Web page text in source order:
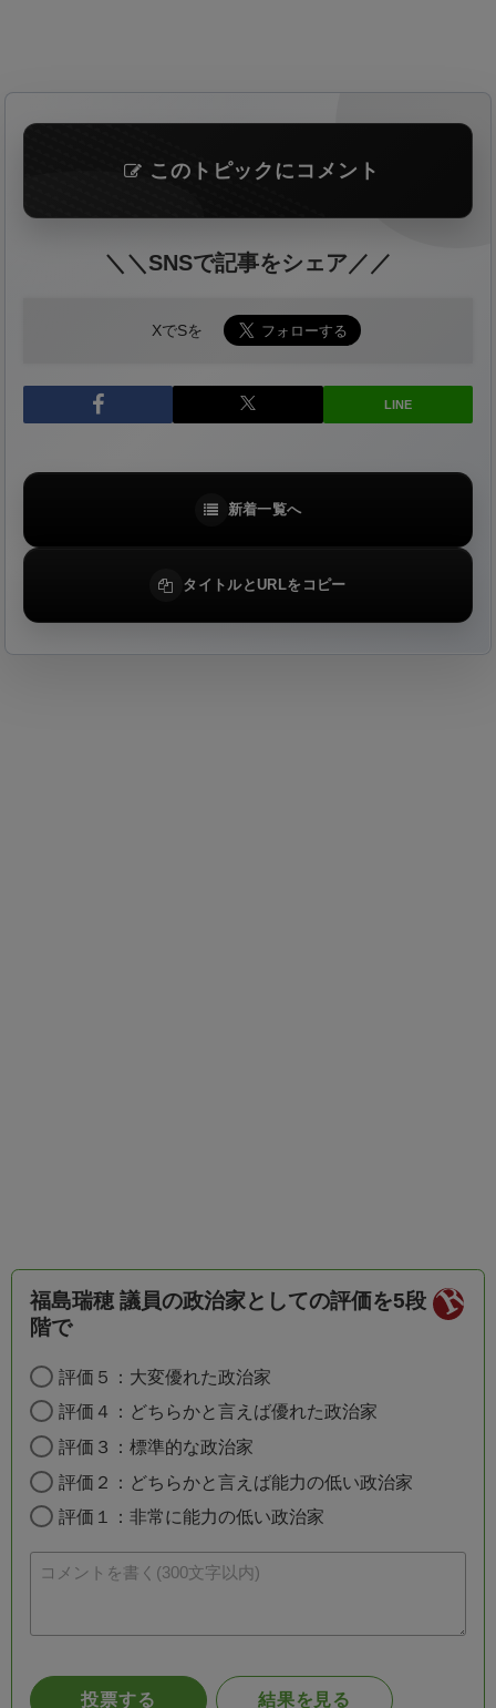
このトピックにコメント
＼＼SNSで記事をシェア／／
XでSを
LINE
新着一覧へ
タイトルとURLをコピー